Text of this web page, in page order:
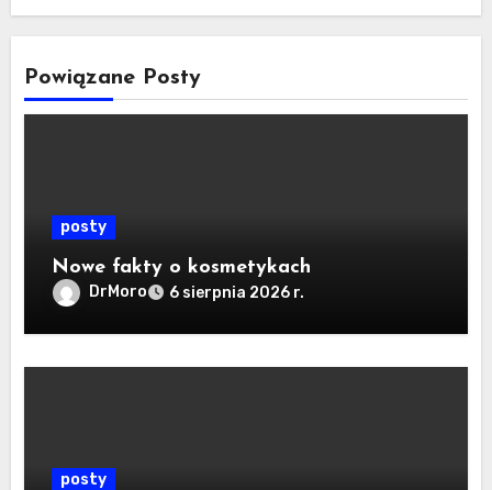
Powiązane Posty
posty
Nowe fakty o kosmetykach
DrMoro 6 sierpnia 2026 r.
posty